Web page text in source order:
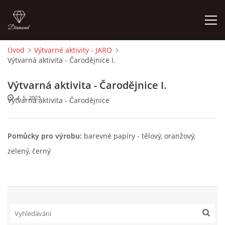
ÚVOD
O MĚ
DĚJINY VÝTVARNÉHO UMĚNÍ
ROČNÍ PLÁN - INSPIRACE /DLE NOVÉHO RVP PV 2025
Úvod
Výtvarné aktivity - JARO
Výtvarná aktivita - Čarodějnice I.
Výtvarná aktivita - Čarodějnice I.
Výtvarná aktivita - Čarodějnice
4. 5. 2023
Pomůcky pro výrobu: barevné papíry - tělový, oranžový,
zelený, černý